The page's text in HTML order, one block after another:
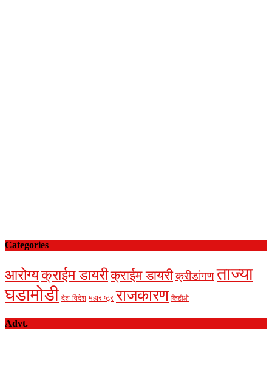
Categories
आरोग्यक्राईम डायरीक्राईम डायरीक्रीडांगणताज्या
घडामोडी देश-विदेश महाराष्ट्र राजकारण व्हिडीओ
Advt.